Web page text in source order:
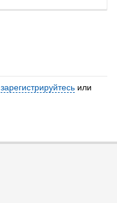
зарегистрируйтесь или